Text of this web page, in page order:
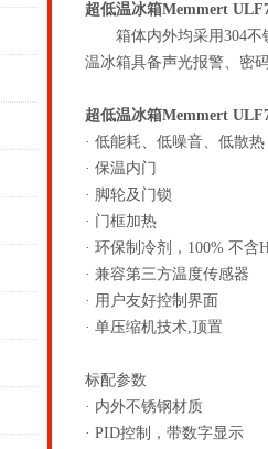
超低温冰箱Memmert
箱体内外均采用304不锈
温冰箱具备声光报警、密
超低温冰箱Memmert
· 低能耗、低噪音、低散热
· 保温内门
· 脚轮及门锁
· 门框加热
· 环保制冷剂，100% 不含
· 兼容第三方温度传感器
· 用户友好控制界面
· 单压缩机技术,顶置
标配参数
· 内外不锈钢材质
· PID控制，带数字显示